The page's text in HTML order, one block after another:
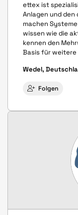
ettex ist
Anlagen und
machen
wissen wie die
kennen den
Basis für
Wedel,
Folgen